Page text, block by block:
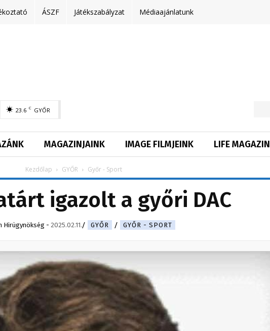
ÁSZF Játékszabályzat Médiaajánlatunk
23.6 C GYŐR
MAGAZINJAINK IMAGE FILMJEINK LIFE MAGAZIN
Kezdőlap GYŐR Győr - Sport
igazolt a győri DAC
Hirügynökség - 2025.02.11. GYŐR GYŐR - SPORT